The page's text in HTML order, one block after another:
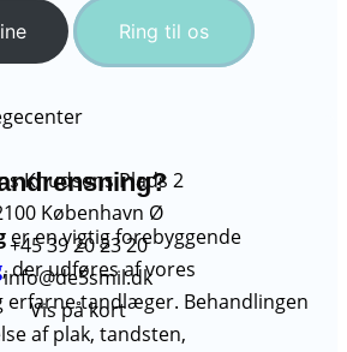
Knudsens Plads 2
København Ø
+45 39 20 23 20
info@de5smil.dk
Vis på kort
Ring til os
er en vigtig forebyggende
, der udføres af vores
erfarne tandlæger. Behandlingen
af plak, tandsten,